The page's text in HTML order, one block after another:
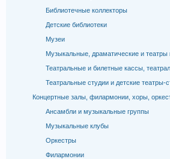
Библиотечные коллекторы
Детские библиотеки
Музеи
Музыкальные, драматические и театры
Театральные и билетные кассы,
Театральные студии и детские театры-
Концертные залы, филармонии, хоры,
Ансамбли и музыкальные группы
Музыкальные клубы
Оркестры
Филармонии